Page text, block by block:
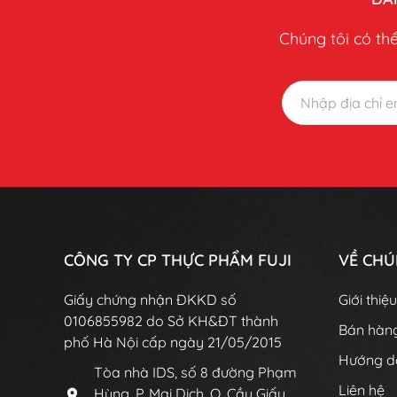
Chúng tôi có
CÔNG TY CP THỰC PHẨM FUJI
Giấy chứng nhận ĐKKD số
0106855982 do Sở KH&ĐT thành
phố Hà Nội cấp ngày 21/05/2015
Tòa nhà IDS, số 8 đường Phạm
Hùng, P. Mai Dịch, Q. Cầu Giấy,
VỀ
Giới
Bán
Hướng
Liên hệ